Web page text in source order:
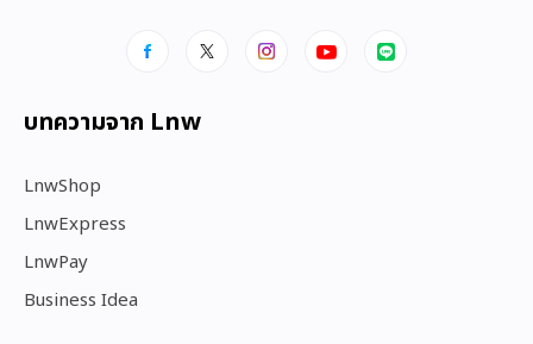
บทความจาก Lnw
LnwShop
LnwExpress
LnwPay
Business Idea